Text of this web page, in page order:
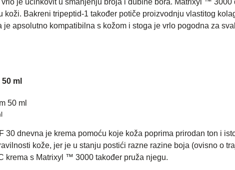
je učinkovit u smanjenju broja i dubine bora. Matrixyl ™ 3000
koži. Bakreni tripeptid-1 također potiče proizvodnju vlastitog
je apsolutno kompatibilna s kožom i stoga je vrlo pogodna za
ml
30 dnevna je krema pomoću koje koža poprima prirodan ton i
kože, jer je u stanju postići razne razine boja (ovisno o
krema s Matrixyl ™ 3000 također pruža njegu.